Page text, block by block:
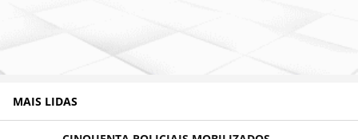
MAIS LIDAS